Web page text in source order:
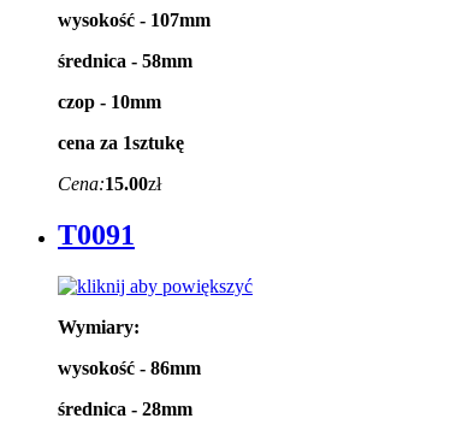
wysokość - 107mm
średnica - 58mm
czop - 10mm
cena za 1sztukę
Cena:15.00zł
T0091
Wymiary:
wysokość - 86mm
średnica - 28mm